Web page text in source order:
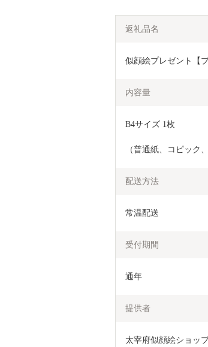
返礼品名
似顔絵プレゼント【
内容量
（普通紙、コピック
配送方法
常温配送
受付期間
通年
提供者
太宰府似顔絵ショッ